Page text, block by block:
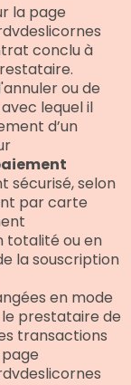
la page
conclu à
ou de
lequel il
d’un
sécurisé, selon
par carte
totalité ou en
la souscription
en mode
prestataire de
transactions